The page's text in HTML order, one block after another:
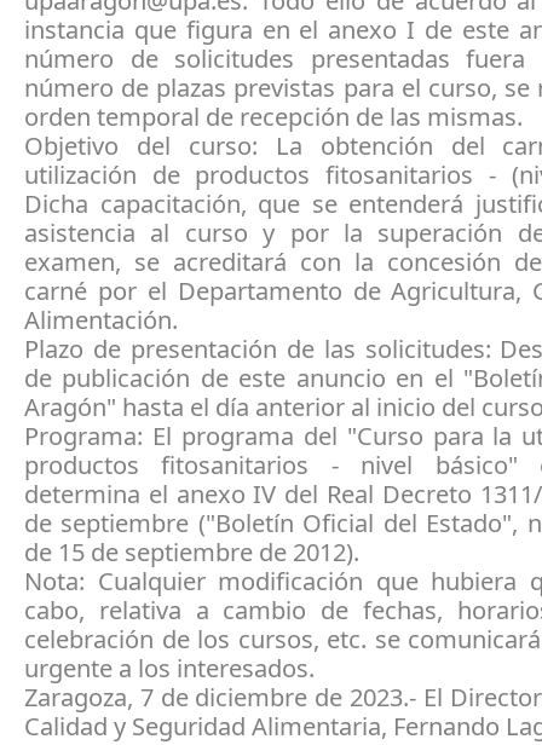
instancia que figura en el anexo I de este
número de solicitudes presentadas fuera
número de plazas previstas para el curso, se
orden temporal de recepción de las mismas.
Objetivo del curso: La obtención del
utilización de productos fitosanitarios -
Dicha capacitación, que se entenderá
asistencia al curso y por la superación
examen, se acreditará con la concesión
carné por el Departamento de Agricultura,
Alimentación.
Plazo de presentación de las solicitudes:
de publicación de este anuncio en el
Aragón" hasta el día anterior al inicio del
Programa: El programa del "Curso para la
productos fitosanitarios - nivel
determina el anexo IV del Real Decreto
de septiembre ("Boletín Oficial del Estado",
de 15 de septiembre de 2012).
Nota: Cualquier modificación que hubiera
cabo, relativa a cambio de fechas,
celebración de los cursos, etc. se
urgente a los interesados.
Zaragoza, 7 de diciembre de 2023.- El
Calidad y Seguridad Alimentaria, Fernando